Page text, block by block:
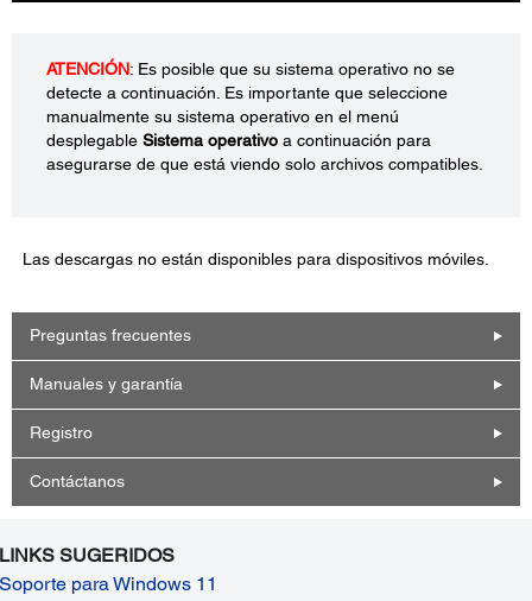
ATENCIÓN: Es posible que su sistema operativo no se
detecte a continuación. Es importante que seleccione
manualmente su sistema operativo en el menú
desplegable Sistema operativo a continuación para
asegurarse de que está viendo solo archivos compatibles.
Las descargas no están disponibles para dispositivos móviles.
Preguntas frecuentes
Manuales y garantía
Registro
Contáctanos
LINKS SUGERIDOS
Soporte para Windows 11